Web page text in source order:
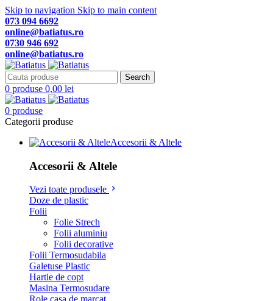
Skip to navigation Skip to main content
073 094 6692
online@batiatus.ro
0730 946 692
online@batiatus.ro
Search
0 produse 0,00 lei
0 produse
Categorii produse
Accesorii & Altele
Accesorii & Altele
Vezi toate produsele
Doze de plastic
Folii
Folie Strech
Folii aluminiu
Folii decorative
Folii Termosudabila
Galetuse Plastic
Hartie de copt
Masina Termosudare